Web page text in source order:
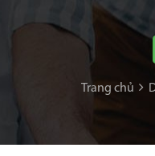
Trang chủ